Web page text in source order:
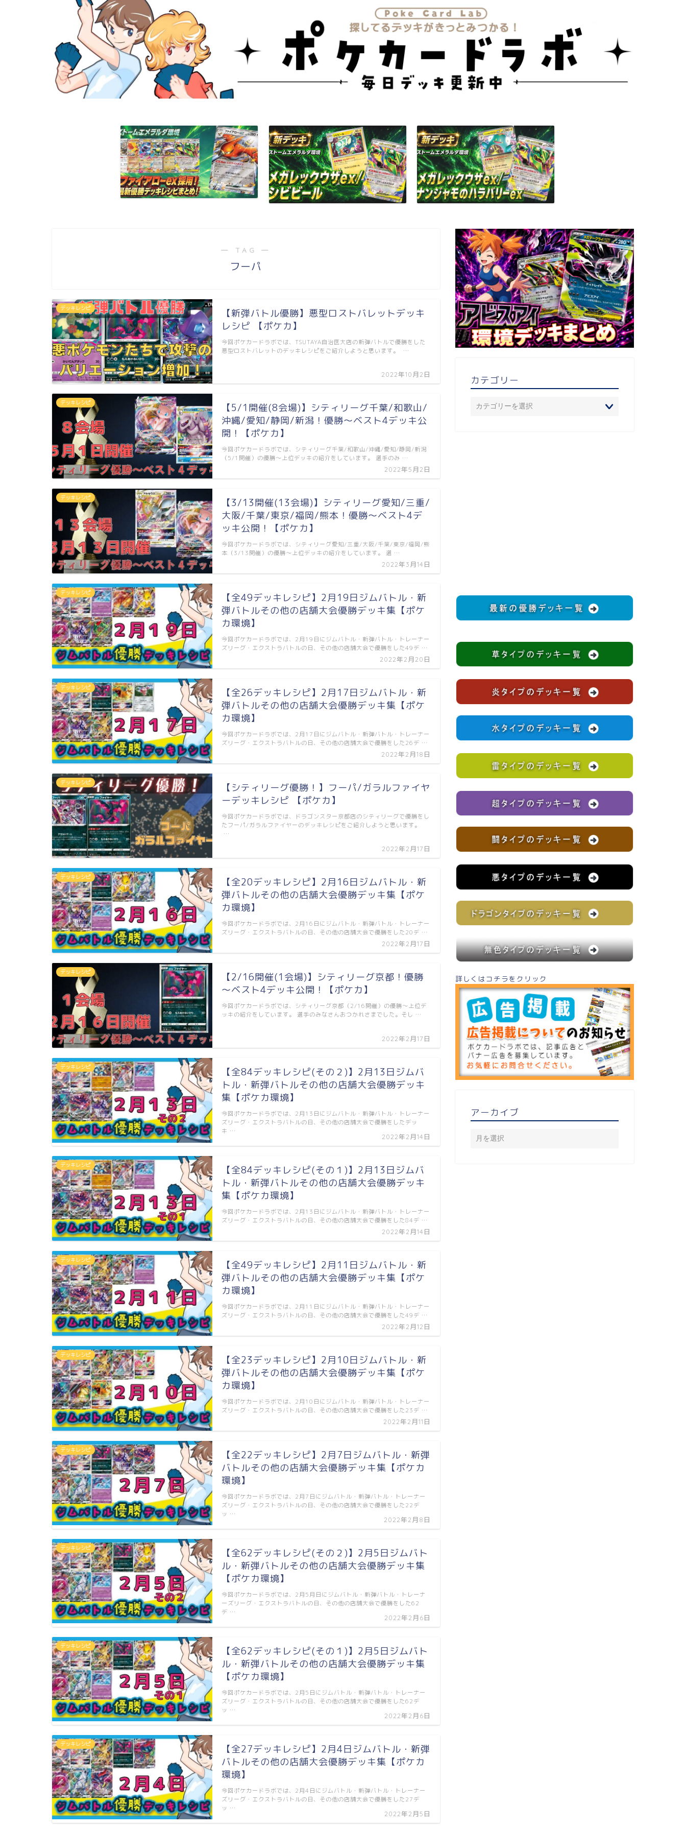
― TAG ―
フーパ
デッキレシピ
【新弾バトル優勝】悪型ロストバレットデッキ
レシピ 【ポケカ】
2022年10月2日
今回ポケカードラボでは、TSUTAYA自治医大店の新弾バトルで優勝をした
悪型ロストバレットのデッキレシピをご紹介しようと思います。 …
デッキレシピ
【5/1開催(8会場)】シティリーグ千葉/和歌山/
沖縄/愛知/静岡/新潟！優勝～ベスト4デッキ公
開！【ポケカ】
2022年5月2日
今回ポケカードラボでは、シティリーグ千葉/和歌山/沖縄/愛知/静岡/新潟
（5/1開催）の優勝～上位デッキの紹介をしています。 選手のみ …
デッキレシピ
【3/13開催(13会場)】シティリーグ愛知/三重/
大阪/千葉/東京/福岡/熊本！優勝～ベスト4デ
ッキ公開！【ポケカ】
2022年3月14日
今回ポケカードラボでは、シティリーグ愛知/三重/大阪/千葉/東京/福岡/熊
本（3/13開催）の優勝～上位デッキの紹介をしています。 選 …
デッキレシピ
【全49デッキレシピ】2月19日ジムバトル・新
弾バトルその他の店舗大会優勝デッキ集【ポケ
カ環境】
2022年2月20日
今回ポケカードラボでは、2月19日にジムバトル・新弾バトル・トレーナー
ズリーグ・エクストラバトルの日、その他の店舗大会で優勝をした49デ …
デッキレシピ
【全26デッキレシピ】2月17日ジムバトル・新
弾バトルその他の店舗大会優勝デッキ集【ポケ
カ環境】
2022年2月18日
今回ポケカードラボでは、2月17日にジムバトル・新弾バトル・トレーナー
ズリーグ・エクストラバトルの日、その他の店舗大会で優勝をした26デ …
デッキレシピ
【シティリーグ優勝！】フーパ/ガラルファイヤ
ーデッキレシピ 【ポケカ】
2022年2月17日
今回ポケカードラボでは、ドラゴンスター京都店のシティリーグで優勝をし
たフーパ/ガラルファイヤーのデッキレシピをご紹介しようと思います。
…
デッキレシピ
【全20デッキレシピ】2月16日ジムバトル・新
弾バトルその他の店舗大会優勝デッキ集【ポケ
カ環境】
2022年2月17日
今回ポケカードラボでは、2月16日にジムバトル・新弾バトル・トレーナー
ズリーグ・エクストラバトルの日、その他の店舗大会で優勝をした20デ …
デッキレシピ
【2/16開催(1会場)】シティリーグ京都！優勝
～ベスト4デッキ公開！【ポケカ】
2022年2月17日
今回ポケカードラボでは、シティリーグ京都（2/16開催）の優勝～上位デ
ッキの紹介をしています。 選手のみなさんおつかれさまでした。そし …
デッキレシピ
【全84デッキレシピ(その２)】2月13日ジムバ
トル・新弾バトルその他の店舗大会優勝デッキ
集【ポケカ環境】
2022年2月14日
今回ポケカードラボでは、2月13日にジムバトル・新弾バトル・トレーナー
ズリーグ・エクストラバトルの日、その他の店舗大会で優勝をしたデッ
キ …
デッキレシピ
【全84デッキレシピ(その１)】2月13日ジムバ
トル・新弾バトルその他の店舗大会優勝デッキ
集【ポケカ環境】
2022年2月14日
今回ポケカードラボでは、2月13日にジムバトル・新弾バトル・トレーナー
ズリーグ・エクストラバトルの日、その他の店舗大会で優勝をした84デ …
デッキレシピ
【全49デッキレシピ】2月11日ジムバトル・新
弾バトルその他の店舗大会優勝デッキ集【ポケ
カ環境】
2022年2月12日
今回ポケカードラボでは、2月11日にジムバトル・新弾バトル・トレーナー
ズリーグ・エクストラバトルの日、その他の店舗大会で優勝をした49デ …
デッキレシピ
【全23デッキレシピ】2月10日ジムバトル・新
弾バトルその他の店舗大会優勝デッキ集【ポケ
カ環境】
2022年2月11日
今回ポケカードラボでは、2月10日にジムバトル・新弾バトル・トレーナー
ズリーグ・エクストラバトルの日、その他の店舗大会で優勝をした23デ …
デッキレシピ
【全22デッキレシピ】2月7日ジムバトル・新弾
バトルその他の店舗大会優勝デッキ集【ポケカ
環境】
2022年2月8日
今回ポケカードラボでは、2月7日にジムバトル・新弾バトル・トレーナー
ズリーグ・エクストラバトルの日、その他の店舗大会で優勝をした22デ
ッ …
デッキレシピ
【全62デッキレシピ(その２)】2月5日ジムバト
ル・新弾バトルその他の店舗大会優勝デッキ集
【ポケカ環境】
2022年2月6日
今回ポケカードラボでは、2月5月日にジムバトル・新弾バトル・トレーナ
ーズリーグ・エクストラバトルの日、その他の店舗大会で優勝をした62
デ …
デッキレシピ
【全62デッキレシピ(その１)】2月5日ジムバト
ル・新弾バトルその他の店舗大会優勝デッキ集
【ポケカ環境】
2022年2月6日
今回ポケカードラボでは、2月5日にジムバトル・新弾バトル・トレーナー
ズリーグ・エクストラバトルの日、その他の店舗大会で優勝をした62デ
ッ …
デッキレシピ
【全27デッキレシピ】2月4日ジムバトル・新弾
バトルその他の店舗大会優勝デッキ集【ポケカ
環境】
2022年2月5日
今回ポケカードラボでは、2月4日にジムバトル・新弾バトル・トレーナー
ズリーグ・エクストラバトルの日、その他の店舗大会で優勝をした27デ
ッ …
カテゴリー
詳しくはコチラをクリック
アーカイブ